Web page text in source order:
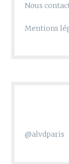
Nous
Mentions
@alvdparis